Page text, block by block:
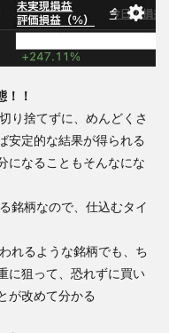
！！
り捨てずに、めんどくさ
安定的な結果が得られる
になることもそんなにな
銘柄なので、仕込むタイ
れるような銘柄でも、ち
に狙って、恐れずに買い
が改めて分かる